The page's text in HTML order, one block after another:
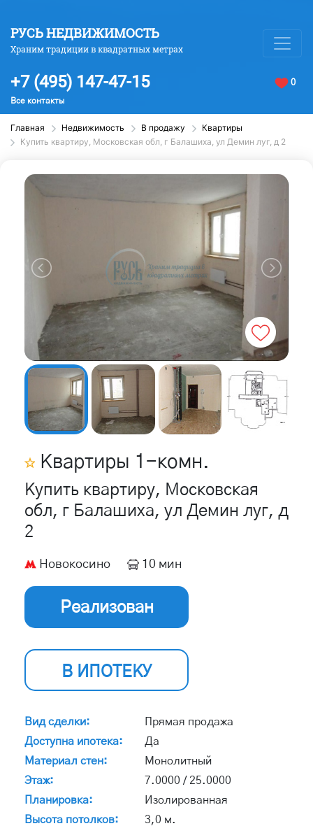
РУСЬ НЕДВИЖИМОСТЬ
Храним традиции в квадратных метрах
+7 (495) 147-47-15
Все контакты
0
Главная Недвижимость В продажу
Квартиры
Купить квартиру, Московская обл, г Балашиха, ул Демин луг, д 2
Квартиры 1 -комн.
Купить квартиру, Московская
обл, г Балашиха, ул Демин луг, д
2
Новокосино 10 мин
Реализован
В ИПОТЕКУ
Вид сделки:
Прямая продажа
Доступна ипотека:
Да
Материал стен:
Монолитный
Этаж:
7.0000 / 25.0000
Планировка:
Изолированная
Высота потолков:
3,0 м.